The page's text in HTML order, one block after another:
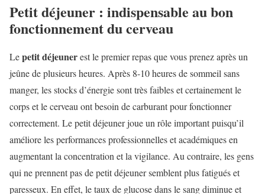
Petit déjeuner : indispensable au bon
fonctionnement du cerveau
Lepetit déjeunerest le premier repas que vous prenez après un
jeûne de plusieurs heures. Après 8-10 heures de sommeil sans
manger, les stocks d’énergie sont très faibles et certainement le
corps et le cerveau ont besoin de carburant pour fonctionner
correctement. Le petit déjeuner joue un rôle important puisqu’il
améliore les performances professionnelles et académiques en
augmentant la concentration et la vigilance. Au contraire, les gens
qui ne prennent pas de petit déjeuner semblent plus fatigués et
paresseux. En effet, le taux de glucose dans le sang diminue et